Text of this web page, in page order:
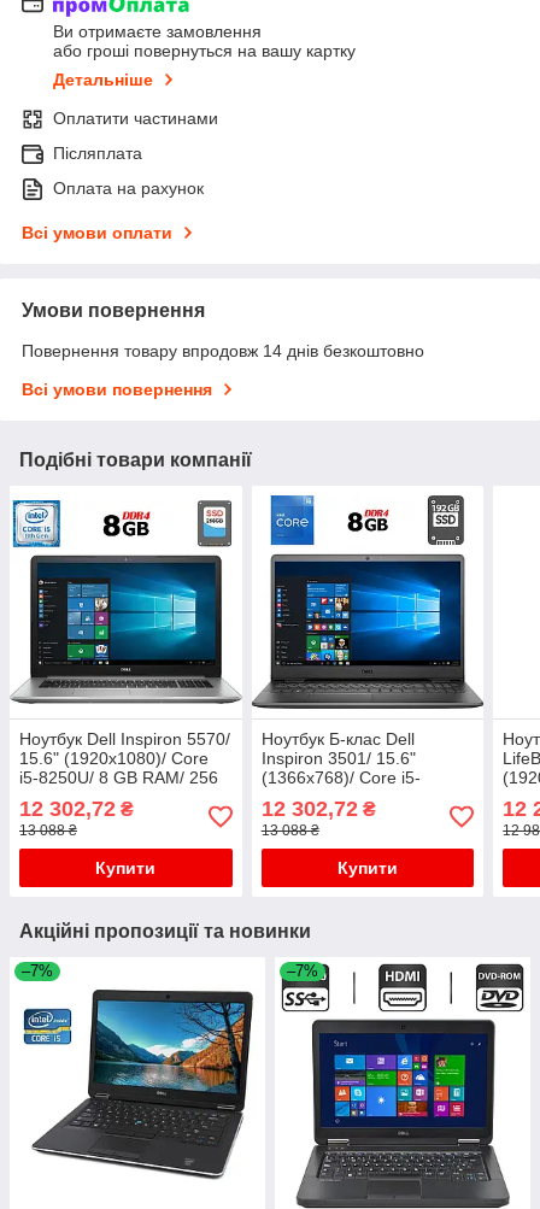
Ви отримаєте замовлення
або гроші повернуться на вашу картку
Детальніше
Оплатити частинами
Післяплата
Оплата на рахунок
Всі умови оплати
Умови повернення
Повернення товару впродовж 14 днів безкоштовно
Всі умови повернення
Подібні товари компанії
Ноутбук Dell Inspiron 5570/
15.6" (1920x1080)/ Core
i5-8250U/ 8 GB RAM/ 256
12 302,72 ₴
13 088 ₴
Купити
Ноутбук Б-клас Dell
Inspiron 3501/ 15.6"
(1366x768)/ Core i5-
GB SSD/ Iris Xe
12 302,72₴
13 088 ₴
Купити
12
12
Акційні пропозиції та новинки
–7% –7%